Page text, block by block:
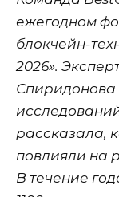
ежегодном
блокчейн-
2026».
Спиридонова
рассказала,
повлияли на
В течение